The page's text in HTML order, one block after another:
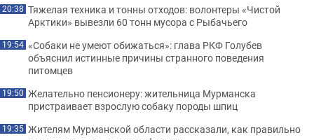
20:38 Тяжелая техника и тонны отходов: волонтеры «Чистой
Арктики» вывезли 60 тонн мусора с Рыбачьего
19:54 «Собаки не умеют обижаться»: глава РКФ Голубев
объяснил истинные причины странного поведения
питомцев
19:50 Желательно пенсионеру: жительница Мурманска
пристраивает взрослую собаку породы шпиц
19:35 Жителям Мурманской области рассказали, как правильно